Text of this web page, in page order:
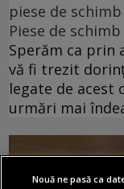
piese de schimb
Piese de schimb
Sperăm ca prin
vă fi trezit
legate de acest
urmări mai
Nouă ne pasă ca